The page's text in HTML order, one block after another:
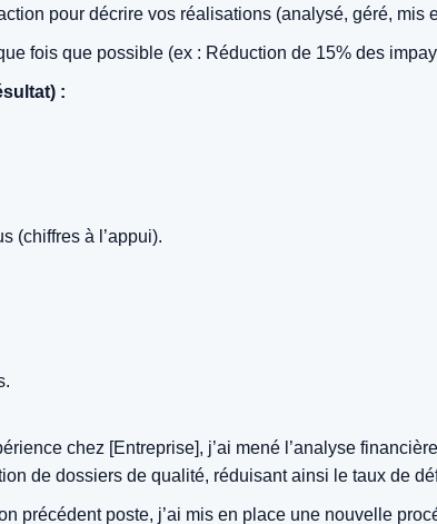
pour décrire vos réalisations (analysé, géré, mis
fois que possible (ex : Réduction de 15% des
:
(chiffres à l’appui).
chez [Entreprise], j’ai mené l’analyse
de dossiers de qualité, réduisant ainsi le taux de
précédent poste, j’ai mis en place une nouvelle